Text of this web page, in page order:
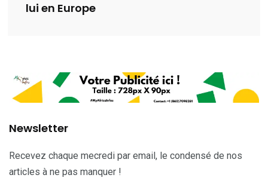
lui en Europe
Newsletter
Recevez chaque mecredi par email, le condensé de nos
articles à ne pas manquer !